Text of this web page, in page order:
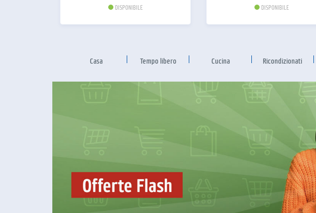
DISPONIBILE DISPONIBILE
Casa Tempo libero Cucina Ricondizionati